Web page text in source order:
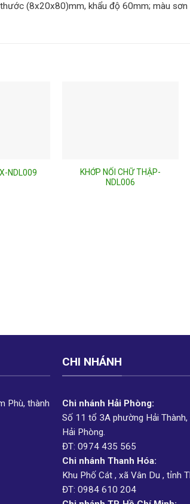
(8x20x80)mm, khẩu độ 60mm; màu sơn
NDL009
KHỚP NỐI CHỮ THẬP-
NDL006
Phù, thành
CHI NHÁNH
Chi nhánh Hải Phòng:
Số 11 tổ 3A phường Hải Thành,
Hải Phòng.
ĐT: 0974 435 565
Chi nhánh Thanh Hóa:
Khu Phố Cát , xã Vân Du , tỉnh
ĐT: 0984 610 204